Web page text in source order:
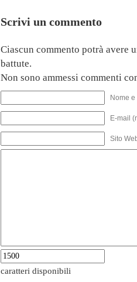
Scrivi un commento
Ciascun commento potrà avere
battute.
Non sono ammessi commenti
Nome
E-mail
Sito
caratteri disponibili